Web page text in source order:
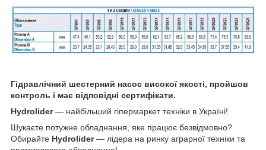
Гідравлічний шестерний насос високої якості, пройшов
контроль і має відповідні сертифікати.
Hydrolider— найбільший гіпермаркет техніки в Україні!
Шукаєте потужне обладнання, яке працює безвідмовно?
Обирайте Hydrolider— лідера на ринку аграрної техніки та